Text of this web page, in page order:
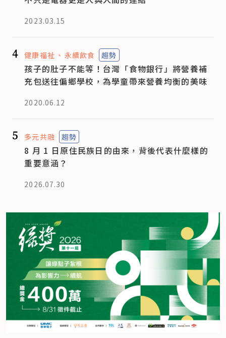
2023.03.15
4 健康福祉 永續飲食 趨勢
孩子的肚子不能等！台灣「食物銀行」將營養補
充包送往偏鄉學校，為學童帶來營養均衡的美味
2020.06.12
5 多元共融 趨勢
8 月 1 日原住民族日的由來，背後代表什麼樣的
重要意涵？
2026.07.30